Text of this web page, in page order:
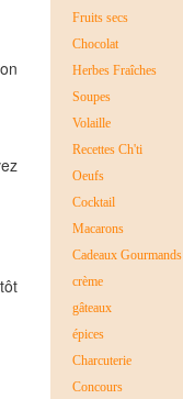
Fruits secs
Chocolat
Herbes Fraîches
Soupes
Volaille
Recettes Ch'ti
Oeufs
Cocktail
Macarons
Cadeaux Gourmands
crème
gâteaux
épices
Charcuterie
Concours